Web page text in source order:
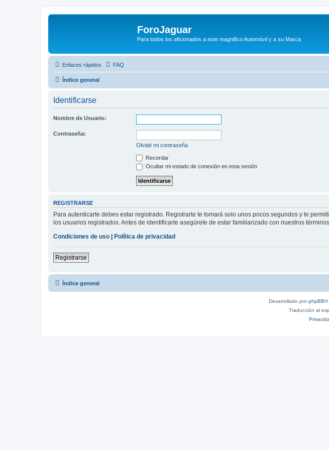
ForoJaguar
Para todos los aficionados a este magnifico Automóvil y a su Marca
Enlaces rápidos FAQ
Índice general
Identificarse
Nombre de Usuario:
Contraseña:
Olvidé mi contraseña
Recordar
Ocultar mi estado de conexión en esta sesión
REGISTRARSE
Para autenticarte debes estar registrado. Registrarte te tomará solo unos pocos segundos y te
los usuarios registrados. Antes de identificarte asegúrete de estar familiarizado con nuestros
Condiciones de uso
Política de privacidad
Registrarse
Índice general
Desarrollado porphpBB®
Traducción al